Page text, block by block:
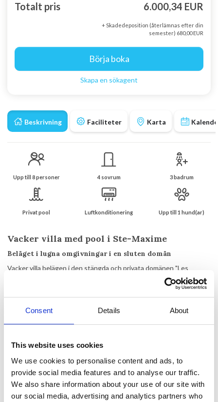
Consent Details About
This website uses cookies
We use cookies to personalise content and ads, to
provide social media features and to analyse our traffic.
We also share information about your use of our site with
our social media, advertising and analytics partners who
Beskrivning Faciliteter Karta
Upp till 8 personer 4 sovrum 3 badrum
Privat pool Luftkonditionering Upp till 1 hund(ar)
Vacker villa med pool i Ste-Maxime
Beläget i lugna omgivningar i en sluten domän
Vacker villa belägen i den stängda och privata domänen "Les
Virgiles" - ett lugnt bostadsområde bara några km från Ste
Maximes centrum. Shoppingmöjligheter kan nås inom 1,5 km och
Ste Maximes centrum med alla affärer, restauranger, barer,
sandstränder och en färja till St. Tropez ligger bara en liten bilresa
stor solterrass med gott om solstolar där du kan koppla av i solen
eller ta ett uppfriskande dopp i poolen. På denna nivå finns också
en stor täckt terrass där du kan hitta skugga under dygnets varma
timmar. Ovanpå den täckta terrassen finns ytterligare en stor
terrass med bord och stolar, pergola på 6 x 4 m och en fin utsikt
över området mot havet. I trädgården finns även ett sommarkök
Totalt pris 6.000,34 EUR
+ Skadedeposition (återlämnas efter din
semester) 680,00 EUR
Börja boka
Skapa en sökagent